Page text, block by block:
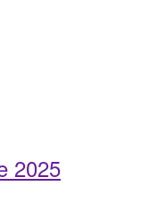
2025